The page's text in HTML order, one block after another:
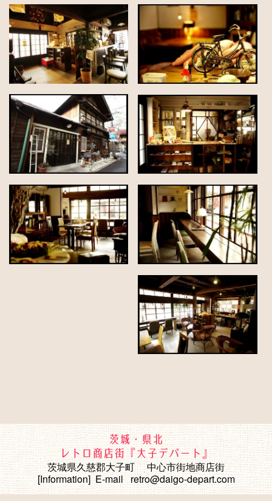
茨城・県北
レトロ商店街『大子デパート』
茨城県久慈郡大子町 中心市街地商店街
[Information] E-mail retro@daigo-depart.com